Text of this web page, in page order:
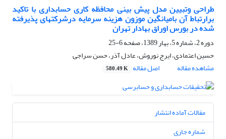
طراحی وتبیین مدل پیش بینی محافظه کاری حسابداری با تاکید
برارتباط آن بامیانگین موزون هزینه سرمایه درشرکتهای پذیرفته
شده در بورس اوراق بهادار تهران
دوره 2، شماره 5، بهار 1389، صفحه
6-25
حسین اعتمادی، ایرج نوروش، عادل آذر، حسن سراجی
مشاهده مقاله
اصل مقاله 580.49 K
مقالات آماده انتشار
شماره جاری